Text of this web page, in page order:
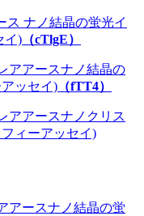
ス ナノ結晶の蛍光イ
イ) （cTlgE）
アアースナノ結晶の
ッセイ) （fTT4）
アアースナノクリス
ィーアッセイ)
アースナノ結晶の蛍